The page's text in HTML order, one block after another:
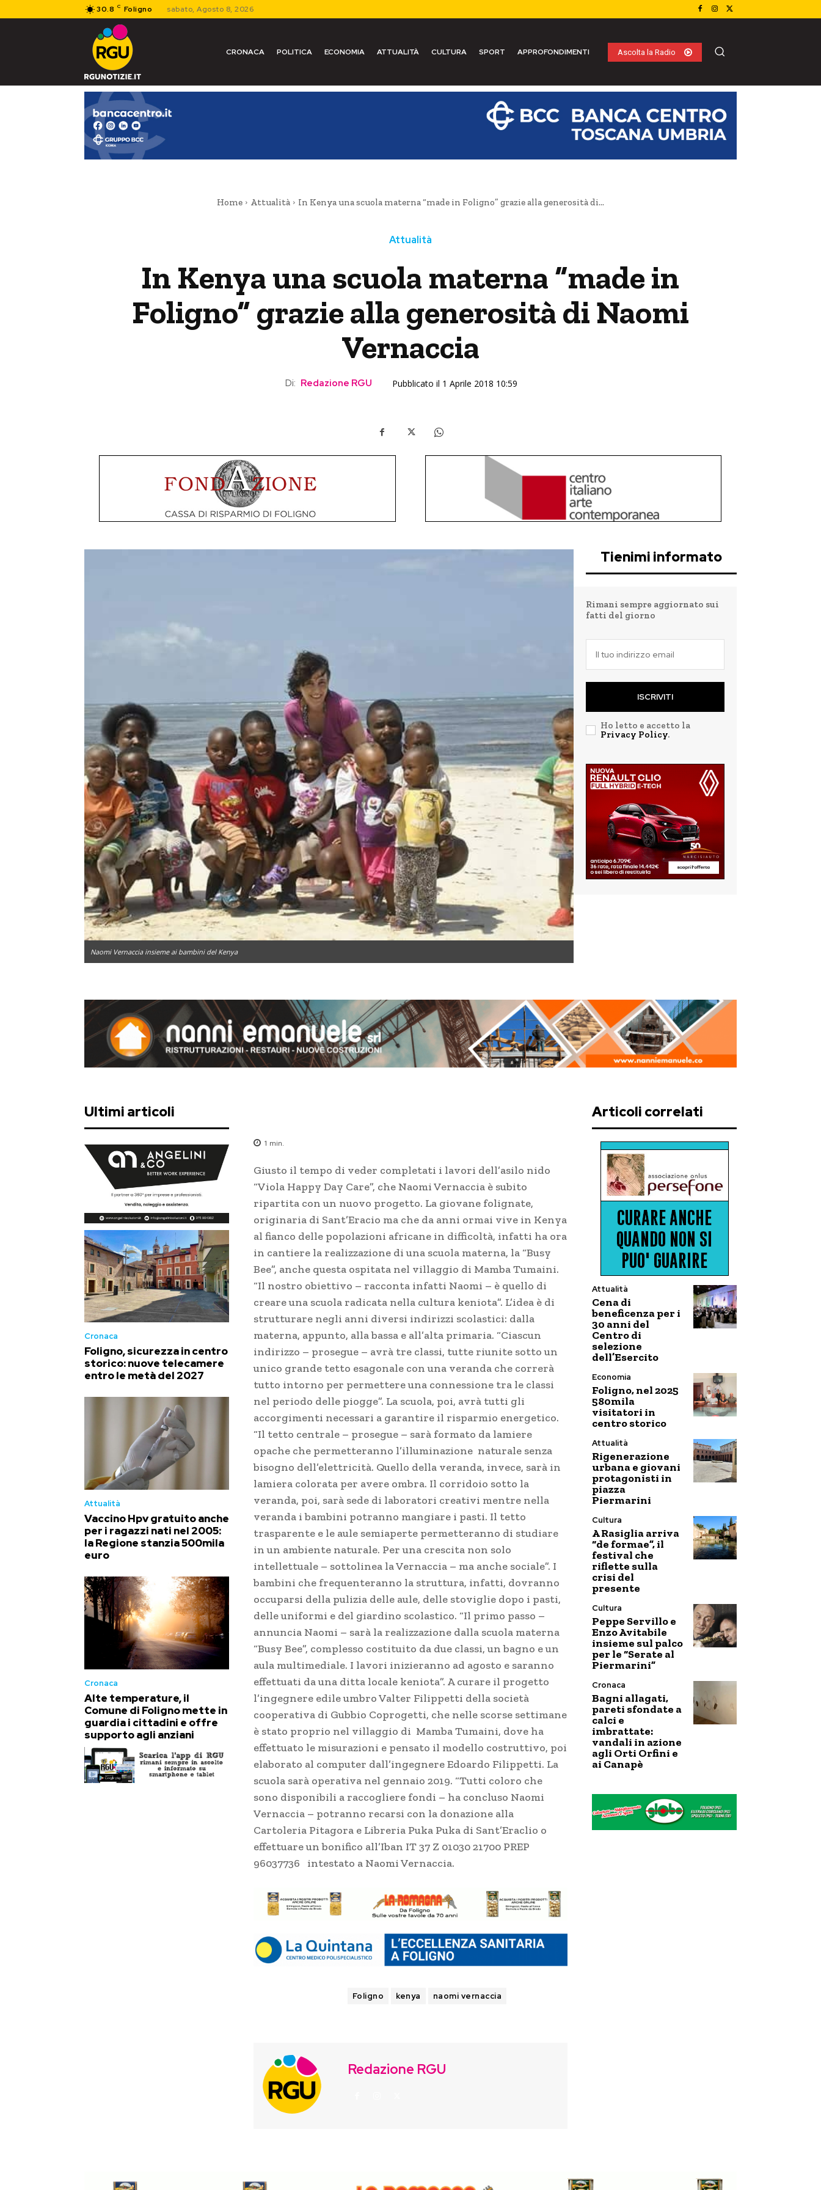
30.8 C Foligno sabato, Agosto 8, 2026
CRONACA POLITICA ECONOMIA ATTUALITÀ CULTURA SPORT APPROFONDIMENTI Ascolta la Radio
Home Attualità In Kenya una scuola materna “made in Foligno” grazie alla generosità di...
Attualità
In Kenya una scuola materna “made in
Foligno” grazie alla generosità di Naomi
Vernaccia
Di: Redazione RGU Pubblicato il 1 Aprile 2018 10:59
Naomi Vernaccia insieme ai bambini del Kenya
Tienimi informato
Rimani sempre aggiornato sui
fatti del giorno
ISCRIVITI
Ho letto e accetto la
Privacy Policy.
Ultimi articoli
Cronaca
Foligno, sicurezza in centro
storico: nuove telecamere
entro le metà del 2027
Attualità
Vaccino Hpv gratuito anche
per i ragazzi nati nel 2005:
la Regione stanzia 500mila
euro
Cronaca
Alte temperature, il
Comune di Foligno mette in
guardia i cittadini e offre
supporto agli anziani
1 min.
Giusto il tempo di veder completati i lavori dell’asilo nido
“Viola Happy Day Care”, che Naomi Vernaccia è subito
ripartita con un nuovo progetto. La giovane folignate,
originaria di Sant’Eracio ma che da anni ormai vive in Kenya
al fianco delle popolazioni africane in difficoltà, infatti ha ora
in cantiere la realizzazione di una scuola materna, la “Busy
Bee”, anche questa ospitata nel villaggio di Mamba Tumaini.
“Il nostro obiettivo – racconta infatti Naomi – è quello di
creare una scuola radicata nella cultura keniota”. L’idea è di
strutturare negli anni diversi indirizzi scolastici: dalla
materna, appunto, alla bassa e all’alta primaria. “Ciascun
indirizzo – prosegue – avrà tre classi, tutte riunite sotto un
unico grande tetto esagonale con una veranda che correrà
tutto intorno per permettere una connessione tra le classi
nel periodo delle piogge”. La scuola, poi, avrà tutti gli
accorgimenti necessari a garantire il risparmio energetico.
“Il tetto centrale – prosegue – sarà formato da lamiere
opache che permetteranno l’illuminazione naturale senza
bisogno dell’elettricità. Quello della veranda, invece, sarà in
lamiera colorata per avere ombra. Il corridoio sotto la
veranda, poi, sarà sede di laboratori creativi mentre nella
veranda i bambini potranno mangiare i pasti. Il tetto
trasparente e le aule semiaperte permetteranno di studiare
in un ambiente naturale. Per una crescita non solo
intellettuale – sottolinea la Vernaccia – ma anche sociale”. I
bambini che frequenteranno la struttura, infatti, dovranno
occuparsi della pulizia delle aule, delle stoviglie dopo i pasti,
delle uniformi e del giardino scolastico. “Il primo passo –
annuncia Naomi – sarà la realizzazione dalla scuola materna
“Busy Bee”, complesso costituito da due classi, un bagno e un
aula multimediale. I lavori inizieranno ad agosto e saranno
effettuati da una ditta locale keniota”. A curare il progetto
l’ingegnere edile umbro Valter Filippetti della società
cooperativa di Gubbio Coprogetti, che nelle scorse settimane
è stato proprio nel villaggio di Mamba Tumaini, dove ha
effettuato le misurazioni e pensato il modello costruttivo, poi
elaborato al computer dall’ingegnere Edoardo Filippetti. La
scuola sarà operativa nel gennaio 2019. “Tutti coloro che
sono disponibili a raccogliere fondi – ha concluso Naomi
Vernaccia – potranno recarsi con la donazione alla
Cartoleria Pitagora e Libreria Puka Puka di Sant’Eraclio o
effettuare un bonifico all’Iban IT 37 Z 01030 21700 PREP
96037736 intestato a Naomi Vernaccia.
Foligno kenya naomi vernaccia
Redazione RGU
Articoli correlati
Attualità
Cena di
beneficenza per i
30 anni del
Centro di
selezione
dell’Esercito
Economia
Foligno, nel 2025
580mila
visitatori in
centro storico
Attualità
Rigenerazione
urbana e giovani
protagonisti in
piazza
Piermarini
Cultura
A Rasiglia arriva
“de formae”, il
festival che
riflette sulla
crisi del
presente
Cultura
Peppe Servillo e
Enzo Avitabile
insieme sul palco
per le “Serate al
Piermarini”
Cronaca
Bagni allagati,
pareti sfondate a
calci e
imbrattate:
vandali in azione
agli Orti Orfini e
ai Canapè